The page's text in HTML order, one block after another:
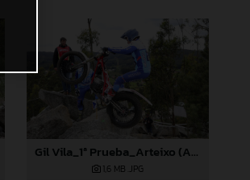
Gil Vila_1ª Prueba_Arteixo (A Coruña)
1,6 MB .JPG